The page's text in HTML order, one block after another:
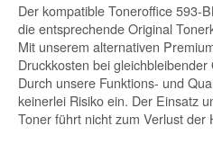
Der kompatible Toneroffice 593-
die entsprechende Original
Mit unserem alternativen
Druckkosten bei
Durch unsere Funktions- und
keinerlei Risiko ein. Der Einsatz
Toner führt nicht zum Verlust der